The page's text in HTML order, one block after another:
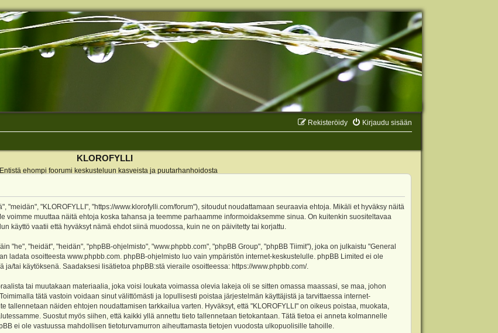
Kirjaudu sisään
Rekisteröidy
KLOROFYLLI
Entistä ehompi foorumi keskusteluun kasveista ja puutarhanhoidosta
"meidän", "KLOROFYLLI", "https://www.klorofylli.com/forum"), sitoudut noudattamaan seuraavia ehtoja. Mikäli et hyväksy näitä
voimme muuttaa näitä ehtoja koska tahansa ja teemme parhaamme informoidaksemme sinua. On kuitenkin suositeltavaa
käyttö vaatii että hyväksyt nämä ehdot siinä muodossa, kuin ne on päivitetty tai korjattu.
"he", "heidät", "heidän", "phpBB-ohjelmisto", "www.phpbb.com", "phpBB Group", "phpBB Tiimit"), joka on julkaistu "General
ladata osoitteesta www.phpbb.com. phpBB-ohjelmisto luo vain ympäristön internet-keskustelulle. phpBB Limited ei ole
tai käytöksenä. Saadaksesi lisätietoa phpBB:stä vieraile osoitteessa: https://www.phpbb.com/.
tai muutakaan materiaalia, joka voisi loukata voimassa olevia lakeja oli se sitten omassa maassasi, se maa, johon
tätä vastoin voidaan sinut välittömästi ja lopullisesti poistaa järjestelmän käyttäjistä ja tarvittaessa internet-
tallennetaan näiden ehtojen noudattamisen tarkkailua varten. Hyväksyt, että "KLOROFYLLI" on oikeus poistaa, muokata,
Suostut myös siihen, että kaikki yllä annettu tieto tallennetaan tietokantaan. Tätä tietoa ei anneta kolmannelle
ei ole vastuussa mahdollisen tietoturvamurron aiheuttamasta tietojen vuodosta ulkopuolisille tahoille.